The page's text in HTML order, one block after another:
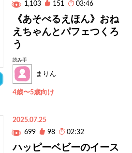
1,103
151 03:46
《あそべるえほん》おね
えちゃんとパフェつくろ
う
読み手
まりん
4歳〜5歳向け
2025.07.25
699
98 02:32
ハッピーベビーのイース